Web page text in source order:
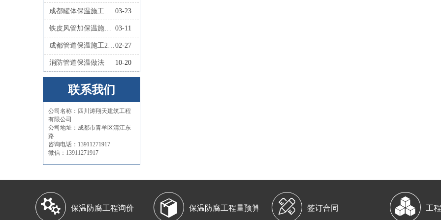
成都罐体保温施工队联系人 03-23
铁皮风管加保温施工怎么做 03-11
成都管道保温施工2026四川涛翔天管道保温施工02-27
消防管道保温做法 10-20
联系我们
公司名称：四川涛翔天建筑工程
有限公司
公司地址：成都市青羊区清江东
路
咨询电话：13911271917
微信：13911271917
 保温防腐工程询价  保温防腐工程量预算  签订合同  工